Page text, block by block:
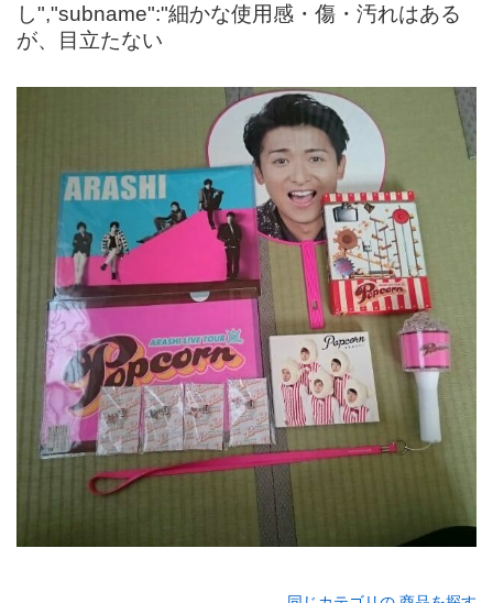
し","subname":"細かな使用感・傷・汚れはある
が、目立たない